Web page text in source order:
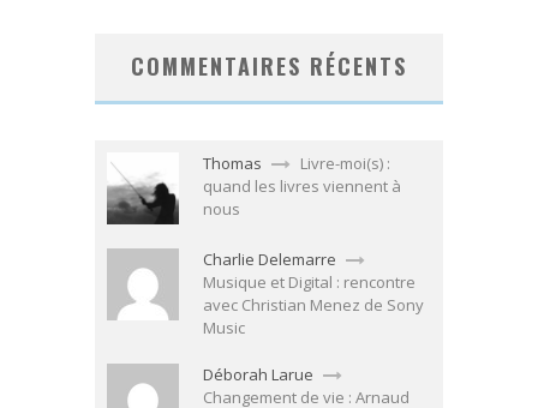
COMMENTAIRES RÉCENTS
Thomas
Livre-moi(s) :
quand les livres viennent à
nous
Charlie Delemarre
Musique et Digital : rencontre
avec Christian Menez de Sony
Music
Déborah Larue
Changement de vie : Arnaud